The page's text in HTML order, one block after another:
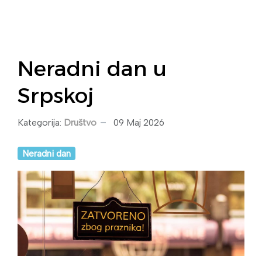
Neradni dan u
Srpskoj
Kategorija: Društvo 09 Maj 2026
Neradni dan